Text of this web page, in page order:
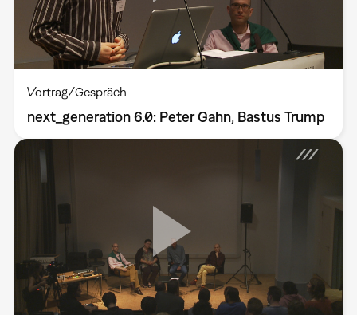
Vortrag/Gespräch
next_generation 6.0: Peter Gahn, Bastus Trump